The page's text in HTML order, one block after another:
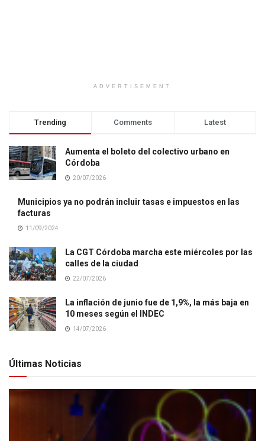
ADVERTISEMENT
Trending Comments Latest
Aumenta el boleto del colectivo urbano en
Córdoba
20/07/2026
Municipios ya no podrán incluir tasas e impuestos en las
facturas
11/09/2024
La CGT Córdoba marcha este miércoles por las
calles de la ciudad
22/07/2026
La inflación de junio fue de 1,9%, la más baja en
10 meses según el INDEC
14/07/2026
Últimas Noticias